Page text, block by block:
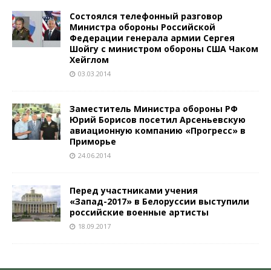
Состоялся телефонный разговор
Министра обороны Российской
Федерации генерала армии Сергея
Шойгу с министром обороны США Чаком
Хейглом
03.03.2014
Заместитель Министра обороны РФ
Юрий Борисов посетил Арсеньевскую
авиационную компанию «Прогресс» в
Приморье
24.06.2014
Перед участниками учения
«Запад-2017» в Белоруссии выступили
российские военные артисты
18.09.2017